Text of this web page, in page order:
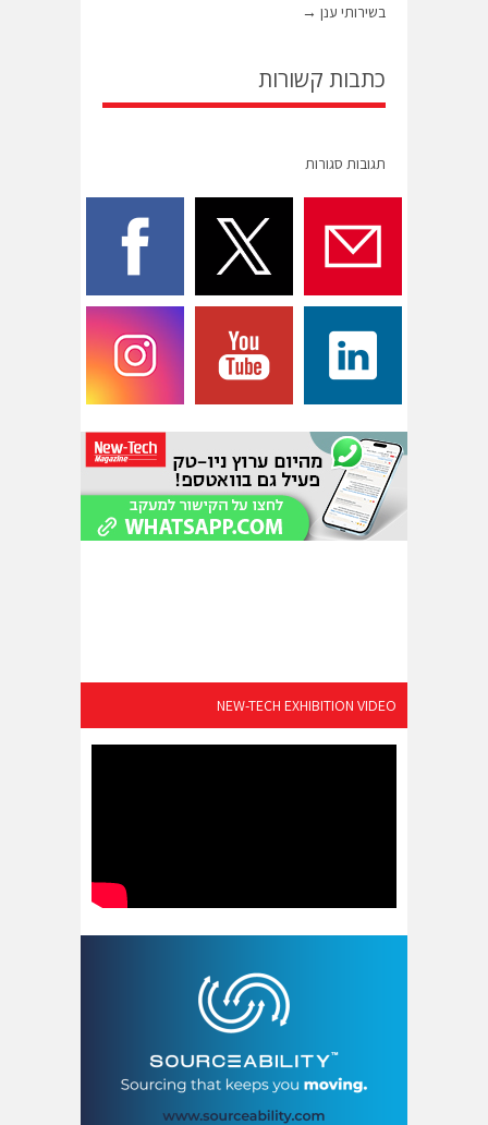
בשירותי ענן →
כתבות קשורות
תגובות סגורות
NEW-TECH EXHIBITION VIDEO